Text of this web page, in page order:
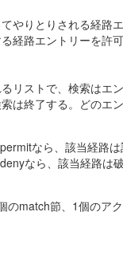
やりとりされる経
経路エントリーを
リストで、検索は
は終了する。どのエ
なら、該当経路
なら、該当経路は
のmatch節、1個の